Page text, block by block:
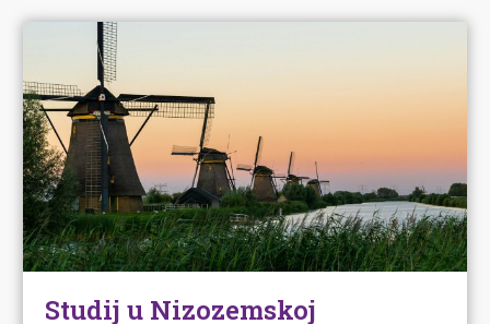
Studij u Nizozemskoj